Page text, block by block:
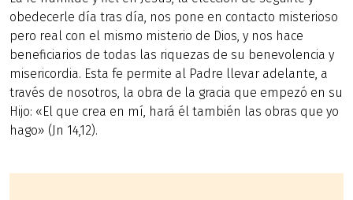
obedecerle día tras día, nos pone en contacto misterioso
pero real con el mismo misterio de Dios, y nos hace
beneficiarios de todas las riquezas de su benevolencia y
misericordia. Esta fe permite al Padre llevar adelante, a
través de nosotros, la obra de la gracia que empezó en su
Hijo: «El que crea en mí, hará él también las obras que yo
hago» (Jn 14,12).